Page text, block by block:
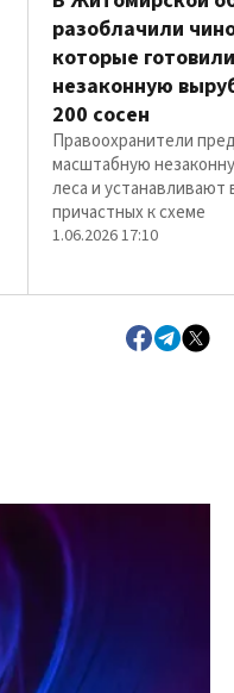
разоблачили
которые готовили
незаконную
200 сосен
Правоохранители
масштабную
леса и устанавливают
причастных к схеме
1.06.2026 17:10